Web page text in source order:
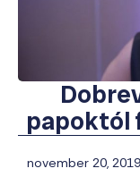
papoktól
november 20, 2019